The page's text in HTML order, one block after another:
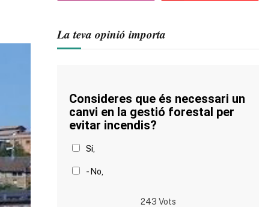
La teva opinió importa
Consideres que és necessari un
canvi en la gestió forestal per
evitar incendis?
Sí,
- No,
243 Vots